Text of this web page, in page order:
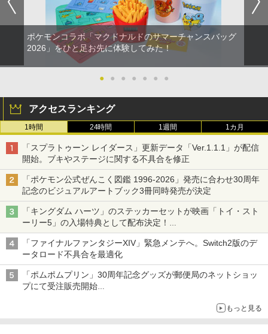
【中古】ルイージマンション2
￥468
3 【中古】乙女的恋革命★ラブレボ!!
￥605
【即日出荷】ゲーム用アナログスティッ
クカバー すやすや コリラックマ アロー
ン ALG-NS2CAKKZZ
￥972
￥330
【中古】【Blu−ray】輪るピングドラ
トカード3枚付 / 幾原邦彦【監督】
3
【中古】【Blu－ray】輪るピングドラ
ム 3 特典CD・解説書・特集本・ポス
トカード3枚付 / 幾原邦彦【監督】
￥385
4
【中古】【Blu－ray】輪るピングドラ
ム 2 特典CD・解説書・特集本・ポス
トカード3枚付 / 幾原邦彦【監督】
￥660
【中古】【Blu−ray】輪るピングドラ
ム 5 特典CD・解説書・特集本・ポス
ポケモンコラボ「マクドナルドのサマーチャンスバッグ
2026」をひと足お先に体験してみた！
● ● ● ● ● ● ●
アクセスランキング
1時間 24時間 1週間 1カ月
「スプラトゥーン レイダース」更新データ「Ver.1.1.1」が配信
開始。ブキやステージに関する不具合を修正
「ポケモン公式ぜんこく図鑑 1996-2026」発売に合わせ30周年
記念のビジュアルアートブック3冊同時発売が決定
「キングダム ハーツ」のステッカーセットが映画「トイ・スト
ーリー5」の入場特典として配布決定！
本日8月7日より先着・数量限定で配布
「ファイナルファンタジーXIV」緊急メンテへ。Switch2版のデ
ータロード不具合を最適化
「ポムポムプリン」30周年記念グッズが郵便局のネットショッ
プにて受注販売開始
もっと見る